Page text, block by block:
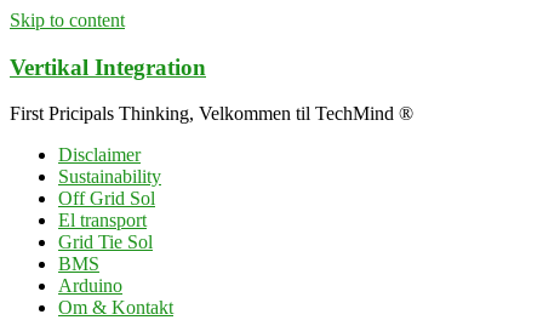
Skip to content
Vertikal Integration
First Pricipals Thinking, Velkommen til TechMind ®
Disclaimer
Sustainability
Off Grid Sol
El transport
Grid Tie Sol
BMS
Arduino
Om & Kontakt